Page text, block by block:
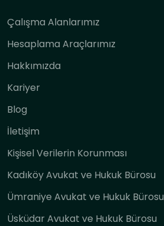
Çalışma Alanlarımız
Hesaplama Araçlarımız
Hakkımızda
Kariyer
Blog
İletişim
Kişisel Verilerin Korunması
Kadıköy Avukat ve Hukuk Bürosu
Ümraniye Avukat ve Hukuk Bürosu
Üsküdar Avukat ve Hukuk Bürosu